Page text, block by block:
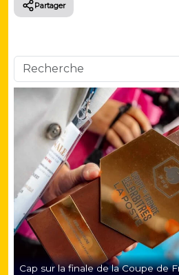
Partager
Cap sur la finale de la Coupe de